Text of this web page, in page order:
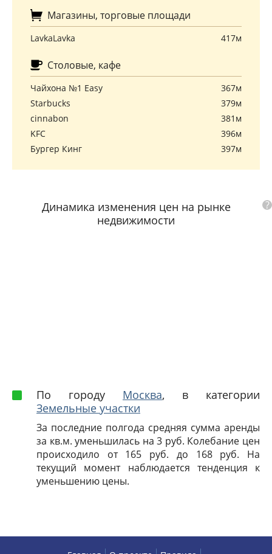
Магазины, торговые площади
LavkaLavka 417м
Столовые, кафе
Чайхона №1 Easy
367м
Starbucks
379м
cinnabon
381м
KFC
396м
Бургер Кинг
397м
Динамика изменения цен на рынке
недвижимости
?
По городу Москва, в категории
Земельные участки
За последние полгода средняя сумма аренды
за кв.м. уменьшилась на 3 руб. Колебание цен
происходило от 165 руб. до 168 руб. На
текущий момент наблюдается тенденция к
уменьшению цены.